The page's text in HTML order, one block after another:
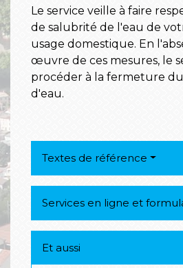
Le service veille à faire
de salubrité de l'eau de
usage domestique. En
œuvre de ces mesures, le
procéder à la fermeture
d'eau.
Textes de référence
Services en ligne et
Et aussi